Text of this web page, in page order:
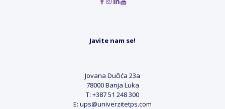
Javite nam se!
Jovana Dučića 23a
78000 Banja Luka
T: +387 51 248 300
E: ups@univerzitetps.com